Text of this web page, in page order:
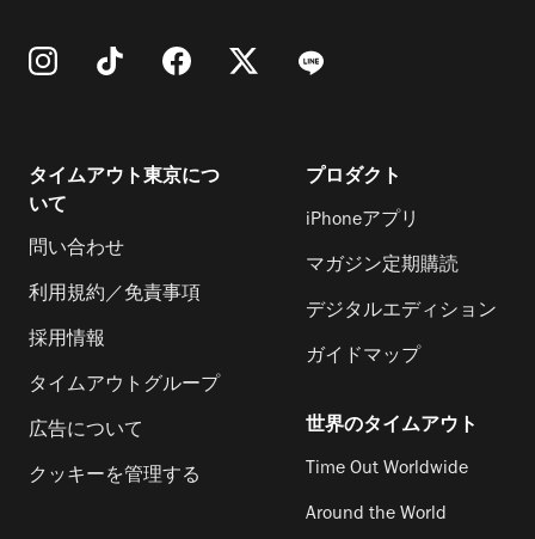
タイムアウト東京につ
いて
問い合わせ
利用規約／免責事項
採用情報
タイムアウトグループ
広告について
クッキーを管理する
プロダクト
iPhoneアプリ
マガジン定期購読
デジタルエディション
ガイドマップ
世界のタイムアウト
Time Out Worldwide
Around the World